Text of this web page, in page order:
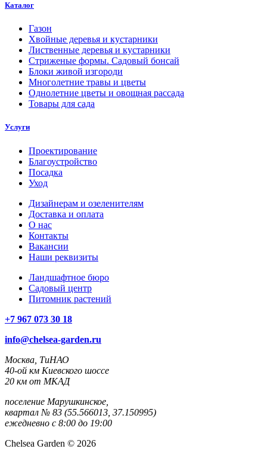
Каталог
Газон
Хвойные деревья и кустарники
Лиственные деревья и кустарники
Стриженые формы. Садовый бонсай
Блоки живой изгороди
Многолетние травы и цветы
Однолетние цветы и овощная рассада
Товары для сада
Услуги
Проектирование
Благоустройство
Посадка
Уход
Дизайнерам и озеленителям
Доставка и оплата
О нас
Контакты
Вакансии
Наши реквизиты
Ландшафтное бюро
Садовый центр
Питомник растений
+7 967 073 30 18
info@chelsea-garden.ru
Москва, ТиНАО
40-ой км Киевского шоссе
20 км от МКАД
поселение Марушкинское,
квартал № 83 (55.566013, 37.150995)
ежедневно с 8:00 до 19:00
Chelsea Garden © 2026